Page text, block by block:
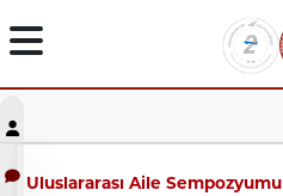
Uluslararası Aile Sempozyumu